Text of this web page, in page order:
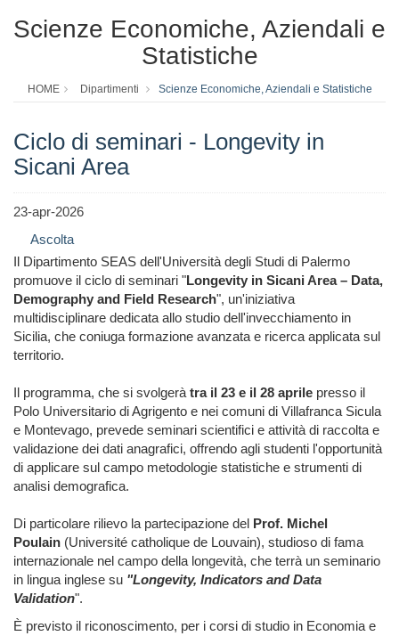
Scienze Economiche, Aziendali e
Statistiche
HOME Dipartimenti Scienze Economiche, Aziendali e Statistiche
Ciclo di seminari - Longevity in
Sicani Area
23-apr-2026
Ascolta
Il Dipartimento SEAS dell'Università degli Studi di Palermo
promuove il ciclo di seminari "Longevity in Sicani Area – Data,
Demography and Field Research", un'iniziativa
multidisciplinare dedicata allo studio dell'invecchiamento in
Sicilia, che coniuga formazione avanzata e ricerca applicata sul
territorio.
Il programma, che si svolgeràtra il 23 e il 28 aprile presso il
Polo Universitario di Agrigento e nei comuni di Villafranca Sicula
e Montevago, prevede seminari scientifici e attività di raccolta e
validazione dei dati anagrafici, offrendo agli studenti l'opportunità
di applicare sul campo metodologie statistiche e strumenti di
analisi demografica.
Di particolare rilievo la partecipazione del Prof. Michel
Poulain (Université catholique de Louvain), studioso di fama
internazionale nel campo della longevità, che terrà un seminario
in lingua inglese su "Longevity, Indicators and Data
Validation".
È previsto il riconoscimento, per i corsi di studio in Economia e